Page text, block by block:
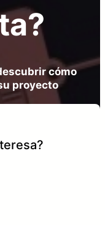
cómo
proyecto